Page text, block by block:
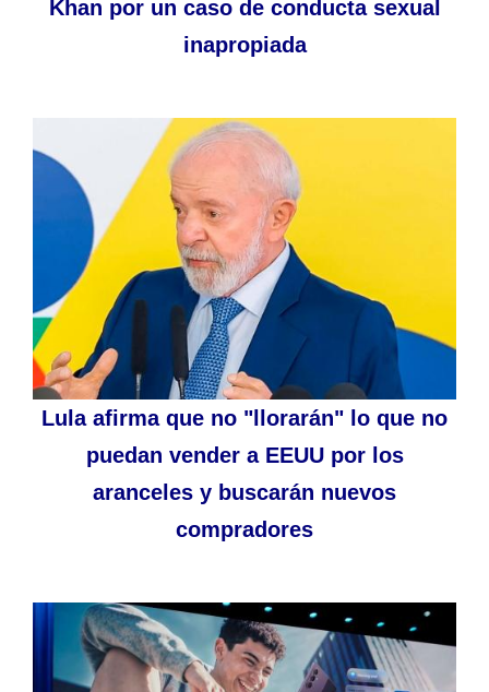
Khan por un caso de conducta sexual
inapropiada
Lula afirma que no "llorarán" lo que no
puedan vender a EEUU por los
aranceles y buscarán nuevos
compradores